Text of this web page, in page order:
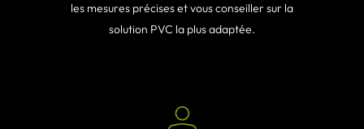
les mesures précises et vous conseiller sur la
solution PVC la plus adaptée.